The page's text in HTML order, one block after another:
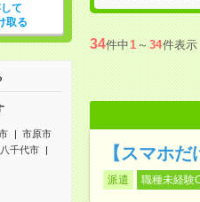
て
取る
市原市
八千代市
34件中1～34件表示
【スマホ
派遣 職種未経験